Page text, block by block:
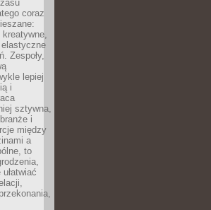
coraz
Zespoły,
lepiej
i
sztywna,
i
między
a
to